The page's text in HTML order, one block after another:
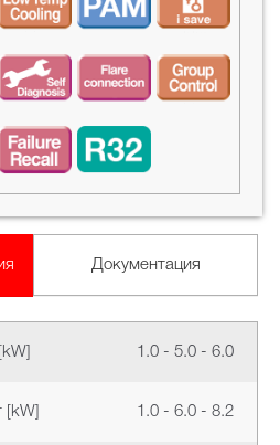
Документация
1.0 - 5.0 - 6.0
1.0 - 6.0 - 8.2